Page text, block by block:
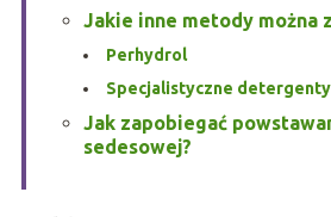
Jakie inne metody można
Perhydrol
Specjalistyczne detergenty
Jak zapobiegać
sedesowej?